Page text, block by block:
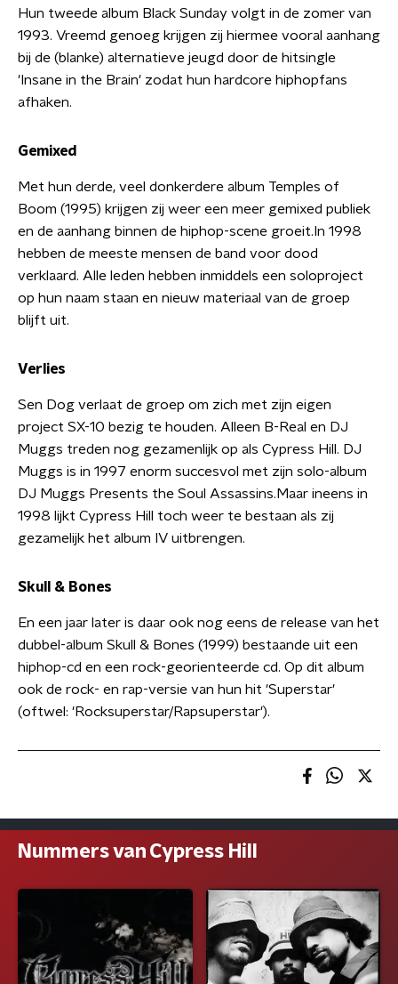
Hun tweede album Black Sunday volgt in de zomer van
1993. Vreemd genoeg krijgen zij hiermee vooral aanhang
bij de (blanke) alternatieve jeugd door de hitsingle
'Insane in the Brain' zodat hun hardcore hiphopfans
afhaken.
Gemixed
Met hun derde, veel donkerdere album Temples of
Boom (1995) krijgen zij weer een meer gemixed publiek
en de aanhang binnen de hiphop-scene groeit.In 1998
hebben de meeste mensen de band voor dood
verklaard. Alle leden hebben inmiddels een soloproject
op hun naam staan en nieuw materiaal van de groep
blijft uit.
Verlies
Sen Dog verlaat de groep om zich met zijn eigen
project SX-10 bezig te houden. Alleen B-Real en DJ
Muggs treden nog gezamenlijk op als Cypress Hill. DJ
Muggs is in 1997 enorm succesvol met zijn solo-album
DJ Muggs Presents the Soul Assassins.Maar ineens in
1998 lijkt Cypress Hill toch weer te bestaan als zij
gezamelijk het album IV uitbrengen.
Skull & Bones
En een jaar later is daar ook nog eens de release van het
dubbel-album Skull & Bones (1999) bestaande uit een
hiphop-cd en een rock-georienteerde cd. Op dit album
ook de rock- en rap-versie van hun hit 'Superstar'
(oftwel: 'Rocksuperstar/Rapsuperstar').
Nummers van Cypress Hill